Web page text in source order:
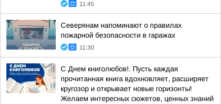
11:45
Северянам напоминают о правилах
пожарной безопасности в гаражах
11:30
С Днем книголюбов!. Пусть каждая
прочитанная книга вдохновляет, расширяет
кругозор и открывает новые горизонты!
Желаем интересных сюжетов, ценных знаний